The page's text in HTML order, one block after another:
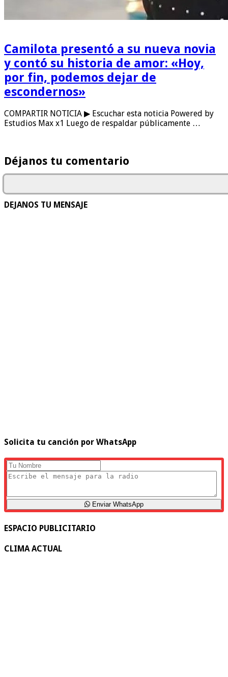
Camilota presentó a su nueva novia
y contó su historia de amor: «Hoy,
por fin, podemos dejar de
escondernos»
COMPARTIR NOTICIA ▶ Escuchar esta noticia Powered by
Estudios Max x1 Luego de respaldar públicamente …
Déjanos tu comentario
DEJANOS TU MENSAJE
Solicita tu canción por WhatsApp
Enviar WhatsApp
ESPACIO PUBLICITARIO
CLIMA ACTUAL